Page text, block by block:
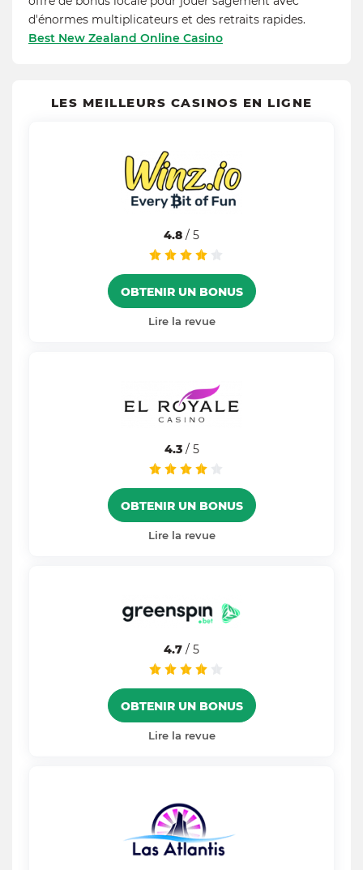
d'énormes multiplicateurs et des retraits rapides.
Best New Zealand Online Casino
LES MEILLEURS CASINOS EN LIGNE
4.8 / 5
OBTENIR UN BONUS
Lire la revue
4.3 / 5
OBTENIR UN BONUS
Lire la revue
4.7 / 5
OBTENIR UN BONUS
Lire la revue